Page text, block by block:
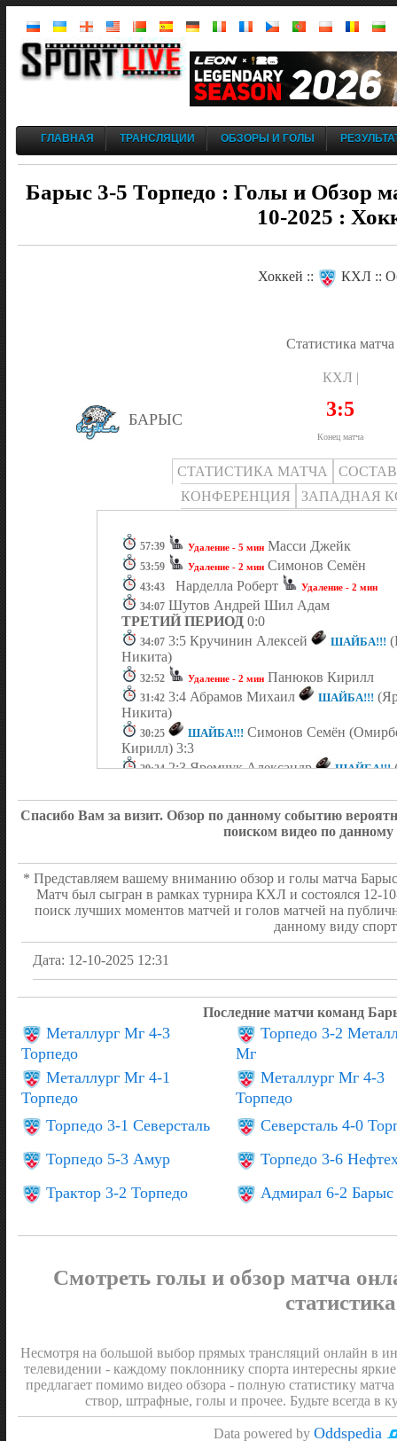
ГЛАВНАЯ ТРАНСЛЯЦИИ ОБЗОРЫ И ГОЛЫ
Барыс 3-5 Торпедо : Голы и Обзор
10-2025 :
Хоккей :: КХЛ ::
Статистика матча
КХЛ |
БАРЫС 3:5
Конец матча
СТАТИСТИКА МАТЧА
КОНФЕРЕНЦИЯ
ЗАПАДНАЯ
57:39 Удаление - 5 мин Масси Джейк
53:59 Удаление - 2 мин Симонов Семён
43:43 Нарделла Роберт Удаление - 2 мин
34:07 Шутов Андрей Шил Адам
ТРЕТИЙ ПЕРИОД 0:0
34:07 3:5 Кручинин Алексей ШАЙБА!!!
Никита)
32:52 Удаление - 2 мин Панюков Кирилл
31:42 3:4 Абрамов Михаил ШАЙБА!!!
Никита)
30:25 ШАЙБА!!! Симонов Семён
Кирилл) 3:3
29:242:3 Яремчук Александр ШАЙБА!!!
27:042:2 Гончарук Сергей ШАЙБА!!!
Кручинин Алексей)
Панюков Кирилл
08:21
ВТОРОЙ ПЕРИОД1:4
05:261:1 Летунов Максим ШАЙБА!!!
Антон)
Панюков Кирилл
Райли) 1:0
ПЕРВЫЙ ПЕРИОД2:1
Спасибо Вам за визит. Обзор по данному событию
поиском видео по
* Представляем вашему вниманию обзор и голы матча
Матч был сыгран в рамках турнира КХЛ и состоялся 12-
поиск лучших моментов матчей и голов матчей на
данному виду
Дата: 12-10-2025 12:31
Последние матчи команд
Металлург Мг 4-3
Торпедо
Торпедо 3-2
Мг
Металлург Мг 4-1
Торпедо
Металлург Мг 4-3
Торпедо
Торпедо 3-1 Северсталь
Северсталь 4-0
Торпедо 5-3 Амур
Торпедо 3-6
Трактор 3-2 Торпедо
Адмирал 6-2 Барыс
Смотреть голы и обзор матча
статистика
Несмотря на большой выбор прямых трансляций онлайн в
телевидении - каждому поклоннику спорта интересны
предлагает помимо видео обзора - полную статистику
створ, штрафные, голы и прочее. Будьте всегда в
Data powered byOddspedia